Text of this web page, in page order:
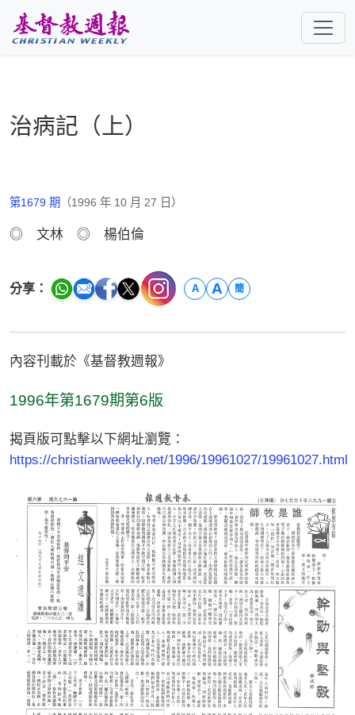
治病記（上）
第1679 期 （1996 年 10 月 27 日）
◎ 文林 ◎ 楊伯倫
分享： A A 簡
內容刊載於《基督教週報》
1996年第1679期第6版
揭頁版可點擊以下網址瀏覽：
https://christianweekly.net/1996/19961027/19961027.html